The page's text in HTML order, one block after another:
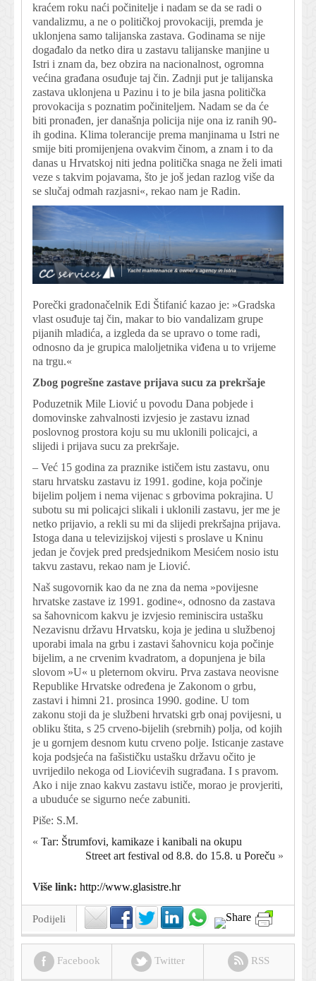
kraćem roku naći počinitelje i nadam se da se radi o
vandalizmu, a ne o političkoj provokaciji, premda je
uklonjena samo talijanska zastava. Godinama se nije
događalo da netko dira u zastavu talijanske manjine u
Istri i znam da, bez obzira na nacionalnost, ogromna
većina građana osuđuje taj čin. Zadnji put je talijanska
zastava uklonjena u Pazinu i to je bila jasna politička
provokacija s poznatim počiniteljem. Nadam se da će
biti pronađen, jer današnja policija nije ona iz ranih 90-
ih godina. Klima tolerancije prema manjinama u Istri ne
smije biti promijenjena ovakvim činom, a znam i to da
danas u Hrvatskoj niti jedna politička snaga ne želi imati
veze s takvim pojavama, što je još jedan razlog više da
se slučaj odmah razjasni«, rekao nam je Radin.
Porečki gradonačelnik Edi Štifanić kazao je: »Gradska
vlast osuđuje taj čin, makar to bio vandalizam grupe
pijanih mladića, a izgleda da se upravo o tome radi,
odnosno da je grupica maloljetnika viđena u to vrijeme
na trgu.«
Zbog pogrešne zastave prijava sucu za prekršaje
Poduzetnik Mile Liović u povodu Dana pobjede i
domovinske zahvalnosti izvjesio je zastavu iznad
poslovnog prostora koju su mu uklonili policajci, a
slijedi i prijava sucu za prekršaje.
– Već 15 godina za praznike ističem istu zastavu, onu
staru hrvatsku zastavu iz 1991. godine, koja počinje
bijelim poljem i nema vijenac s grbovima pokrajina. U
subotu su mi policajci slikali i uklonili zastavu, jer me je
netko prijavio, a rekli su mi da slijedi prekršajna prijava.
Istoga dana u televizijskoj vijesti s proslave u Kninu
jedan je čovjek pred predsjednikom Mesićem nosio istu
takvu zastavu, rekao nam je Liović.
Naš sugovornik kao da ne zna da nema »povijesne
hrvatske zastave iz 1991. godine«, odnosno da zastava
sa šahovnicom kakvu je izvjesio reminiscira ustašku
Nezavisnu državu Hrvatsku, koja je jedina u službenoj
uporabi imala na grbu i zastavi šahovnicu koja počinje
bijelim, a ne crvenim kvadratom, a dopunjena je bila
slovom »U« u pleternom okviru. Prva zastava neovisne
Republike Hrvatske određena je Zakonom o grbu,
zastavi i himni 21. prosinca 1990. godine. U tom
zakonu stoji da je službeni hrvatski grb onaj povijesni, u
obliku štita, s 25 crveno-bijelih (srebrnih) polja, od kojih
je u gornjem desnom kutu crveno polje. Isticanje zastave
koja podsjeća na fašističku ustašku državu očito je
uvrijedilo nekoga od Liovićevih sugrađana. I s pravom.
Ako i nije znao kakvu zastavu ističe, morao je provjeriti,
a ubuduće se sigurno neće zabuniti.
Piše: S.M.
« Tar: Štrumfovi, kamikaze i kanibali na okupu
Street art festival od 8.8. do 15.8. u Poreču »
Više link: http://www.glasistre.hr
Podijeli
Facebook Twitter RSS